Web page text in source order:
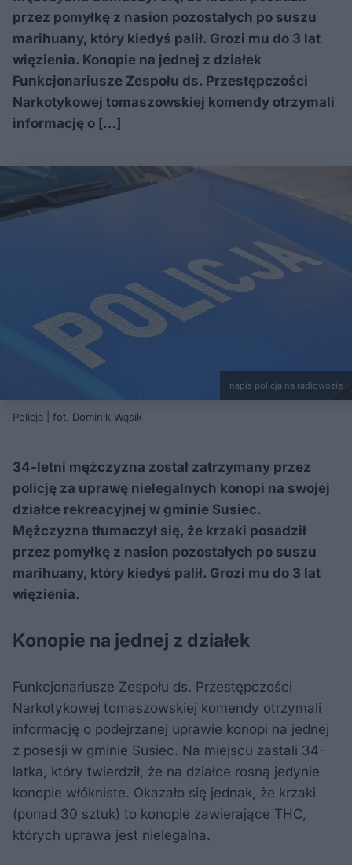
przez pomyłkę z nasion pozostałych po suszu
marihuany, który kiedyś palił. Grozi mu do 3 lat
więzienia. Konopie na jednej z działek
Funkcjonariusze Zespołu ds. Przestępczości
Narkotykowej tomaszowskiej komendy otrzymali
informację o […]
napis policja na radiowozie
Policja | fot. Dominik Wąsik
34-letni mężczyzna został zatrzymany przez
policję za uprawę nielegalnych konopi na swojej
działce rekreacyjnej w gminie Susiec.
Mężczyzna tłumaczył się, że krzaki posadził
przez pomyłkę z nasion pozostałych po suszu
marihuany, który kiedyś palił. Grozi mu do 3 lat
więzienia.
Konopie na jednej z działek
Funkcjonariusze Zespołu ds. Przestępczości
Narkotykowej tomaszowskiej komendy otrzymali
informację o podejrzanej uprawie konopi na jednej
z posesji w gminie Susiec. Na miejscu zastali 34-
latka, który twierdził, że na działce rosną jedynie
konopie włókniste. Okazało się jednak, że krzaki
(ponad 30 sztuk) to konopie zawierające THC,
których uprawa jest nielegalna.